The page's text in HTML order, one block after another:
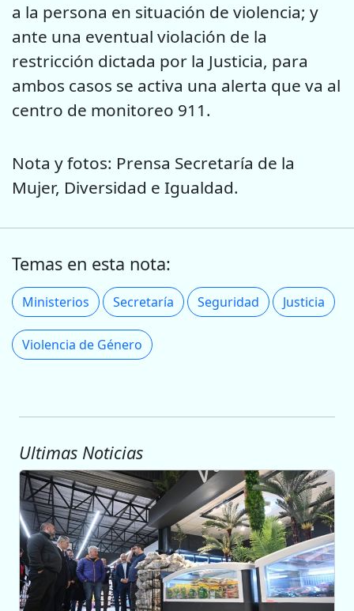
a la persona en situación de violencia; y
ante una eventual violación de la
restricción dictada por la Justicia, para
ambos casos se activa una alerta que va al
centro de monitoreo 911.
Nota y fotos: Prensa Secretaría de la
Mujer, Diversidad e Igualdad.
Temas en esta nota:
Ministerios Secretaría Seguridad Justicia
Violencia de Género
Ultimas Noticias